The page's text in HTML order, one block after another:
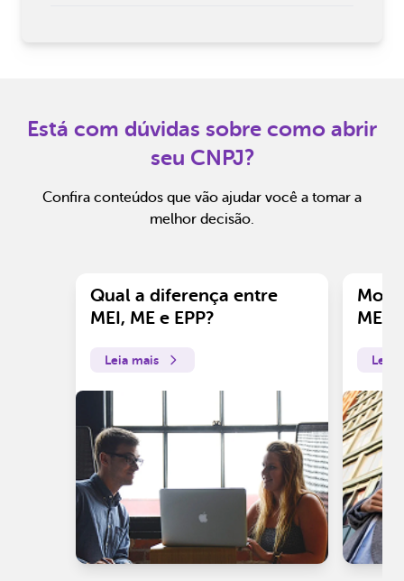
Está com dúvidas sobre como abrir
seu CNPJ?
Confira conteúdos que vão ajudar você a tomar a
melhor decisão.
Qual a diferença entre
MEI, ME e EPP?
Leia mais
ME?
Leia